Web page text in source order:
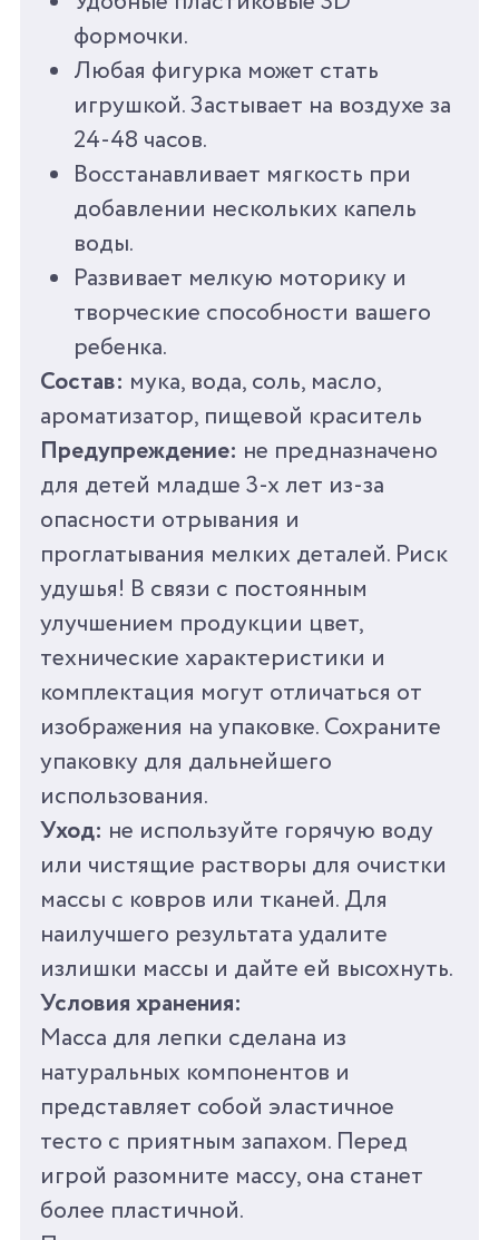
формочки.
Любая фигурка может стать
игрушкой. Застывает на воздухе за
24-48 часов.
Восстанавливает мягкость при
добавлении нескольких капель
воды.
Развивает мелкую моторику и
творческие способности вашего
ребенка.
Состав: мука, вода, соль, масло,
ароматизатор, пищевой краситель
Предупреждение: не предназначено
для детей младше 3-х лет из-за
опасности отрывания и
проглатывания мелких деталей. Риск
удушья! В связи с постоянным
улучшением продукции цвет,
технические характеристики и
комплектация могут отличаться от
изображения на упаковке. Сохраните
упаковку для дальнейшего
использования.
Уход: не используйте горячую воду
или чистящие растворы для очистки
массы с ковров или тканей. Для
наилучшего результата удалите
излишки массы и дайте ей высохнуть.
Условия хранения:
Масса для лепки сделана из
натуральных компонентов и
представляет собой эластичное
тесто с приятным запахом. Перед
игрой разомните массу, она станет
более пластичной.
СРОК ГОДНОСТИ/
ГАРАНТИЯ
СТРАНА
ПРОИЗВОДИТЕЛЬ
КНР